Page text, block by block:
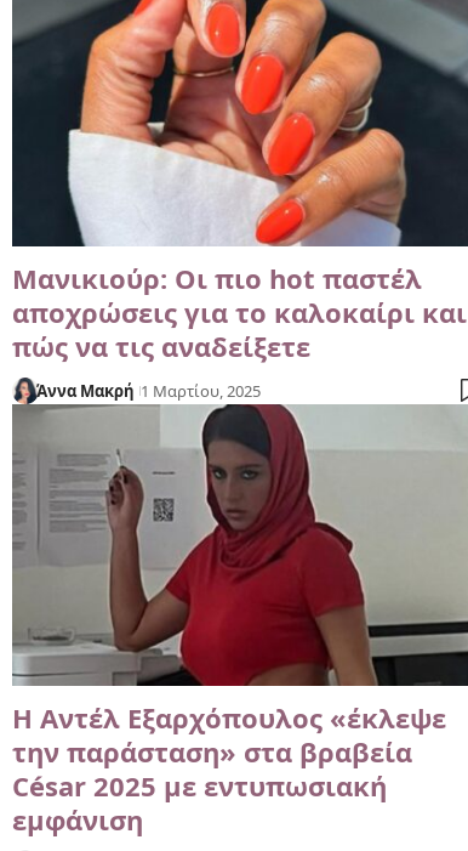
Μανικιούρ: Οι πιο hot παστέλ
αποχρώσεις για το καλοκαίρι και
πώς να τις αναδείξετε
Άννα Μακρή 1 Μαρτίου, 2025
Η Αντέλ Εξαρχόπουλος «έκλεψε
την παράσταση» στα βραβεία
César 2025 με εντυπωσιακή
εμφάνιση